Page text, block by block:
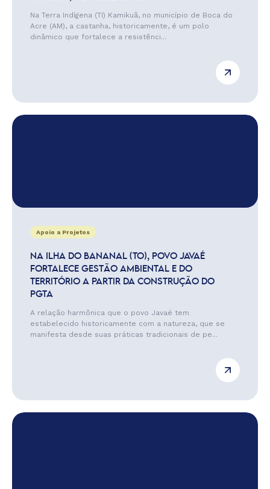
Na Terra Indígena (TI) Kamikuã, no município de Boca do
Acre (AM), a castanha, historicamente, é um polo
dinâmico que fortalece a resistênci...
Apoio a Projetos
NA ILHA DO BANANAL (TO), POVO JAVAÉ
FORTALECE GESTÃO AMBIENTAL E DO
TERRITÓRIO A PARTIR DA CONSTRUÇÃO DO
PGTA
A relação harmônica que o povo Javaé tem
estabelecido historicamente com a natureza, que se
manifesta desde suas práticas tradicionais de pe...